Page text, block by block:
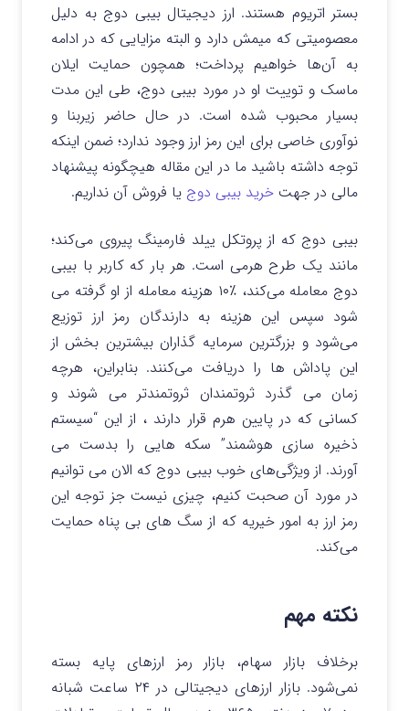
بستر اتریوم هستند. ارز دیجیتال بیبی دوج به دلیل
معصومیتی که میمش دارد و البته مزایایی که در ادامه
به آن‌ها خواهیم پرداخت؛ همچون حمایت ایلان
ماسک و توییت او در مورد بیبی دوج، طی این مدت
بسیار محبوب شده است. در حال حاضر زیربنا و
نوآوری خاصی برای این رمز ارز وجود ندارد؛ ضمن اینکه
توجه داشته باشید ما در این مقاله هیچگونه پیشنهاد
مالی در جهت خرید بیبی دوج یا فروش آن نداریم.
بیبی دوج که از پروتکل ییلد فارمینگ پیروی می‌کند؛
مانند یک طرح هرمی است. هر بار که کاربر با بیبی
دوج معامله می‌کند، ٪۱۰ هزینه معامله از او گرفته می
شود سپس این هزینه به دارندگان رمز ارز توزیع
می‌شود و بزرگترین سرمایه گذاران بیشترین بخش از
این پاداش ها را دریافت می‌کنند. بنابراین، هرچه
زمان می گذرد ثروتمندان ثروتمندتر می شوند و
کسانی که در پایین هرم قرار دارند ، از این “سیستم
ذخیره سازی هوشمند” سکه هایی را بدست می
آورند. از ویژگی‌های خوب بیبی دوج که الان می توانیم
در مورد آن صحبت کنیم، چیزی نیست جز توجه این
رمز ارز به امور خیریه که از سگ های بی پناه حمایت
می‌‌کند.
نکته مهم
برخلاف بازار سهام، بازار رمز ارزهای پایه بسته
نمی‌شود. بازار ارزهای دیجیتالی در ۲۴ ساعت شبانه